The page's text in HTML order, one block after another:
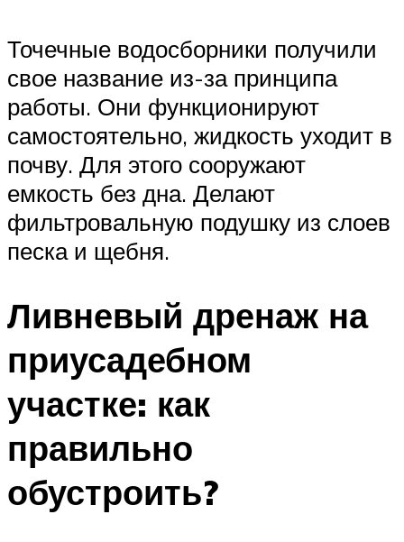
Точечные водосборники получили
свое название из-за принципа
работы. Они функционируют
самостоятельно, жидкость уходит в
почву. Для этого сооружают
емкость без дна. Делают
фильтровальную подушку из слоев
песка и щебня.
Ливневый дренаж на
приусадебном
участке: как
правильно
обустроить?